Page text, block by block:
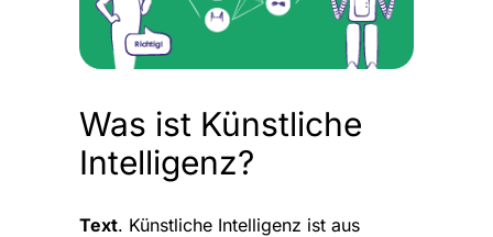
Was ist Künstliche
Intelligenz?
Text. Künstliche Intelligenz ist aus